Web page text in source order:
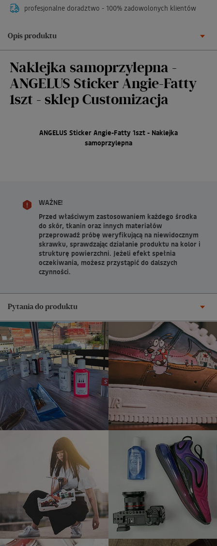
profesjonalne doradztwo - 100% zadowolonych klientów
Opis produktu
Naklejka samoprzylepna -
ANGELUS Sticker Angie-Fatty
1szt - sklep Customizacja
ANGELUS Sticker Angie-Fatty 1szt - Naklejka
samoprzylepna
WAŻNE!
Przed właściwym zastosowaniem każdego środka
do skór, tkanin oraz innych materiałów
przeprowadź próbę weryfikującą na niewidocznym
skrawku, sprawdzając działanie produktu na kolor i
strukturę powierzchni. Jeżeli efekt spełnia
oczekiwania, możesz przystąpić do dalszych
czynności.
Pytania do produktu